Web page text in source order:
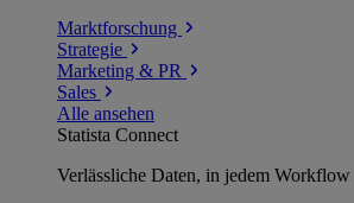
Marktforschung
Strategie
Marketing & PR
Sales
Alle ansehen
Statista Connect
Verlässliche Daten, in jedem Workflow